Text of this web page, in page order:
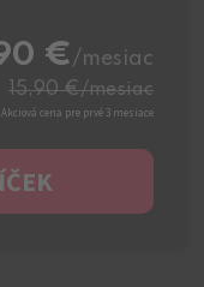
€/mesiac
15,90 €/mesiac
Akciová cena pre prvé 3 mesiace